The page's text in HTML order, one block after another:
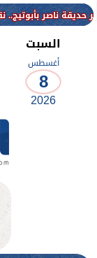
السبت
أغسطس
8
2026